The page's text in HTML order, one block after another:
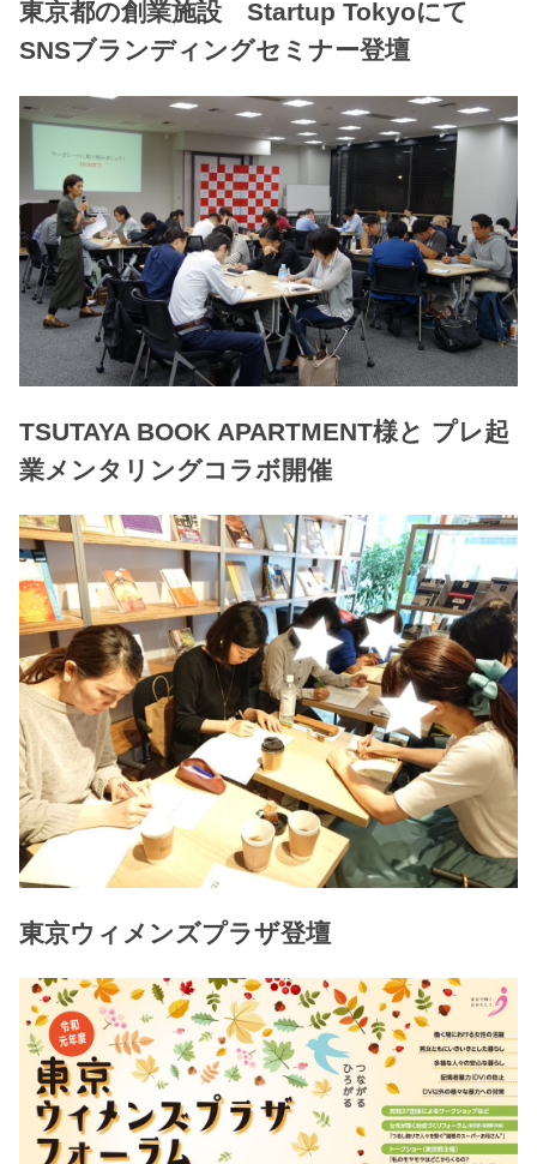
東京都の創業施設 Startup Tokyoにて
SNSブランディングセミナー登壇
TSUTAYA BOOK APARTMENT様と プレ起
業メンタリングコラボ開催
東京ウィメンズプラザ登壇